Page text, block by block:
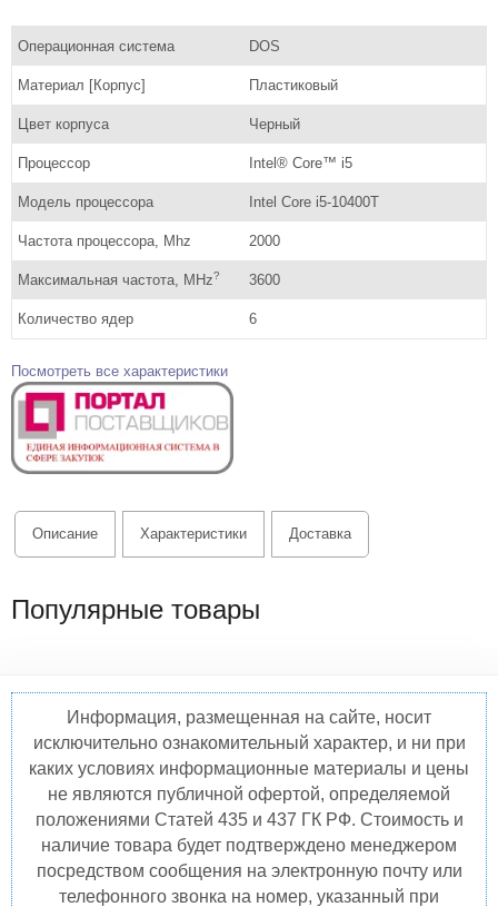
Операционная система DOS
Материал [Корпус] Пластиковый
Цвет корпуса Черный
Процессор Intel® Core™ i5
Модель процессора Intel Core i5-10400T
Частота процессора, Mhz 2000
Максимальная частота, MHz? 3600
Количество ядер 6
Посмотреть все характеристики
Описание Характеристики Доставка
Популярные товары
Информация, размещенная на сайте, носит
исключительно ознакомительный характер, и ни при
каких условиях информационные материалы и цены
не являются публичной офертой, определяемой
положениями Статей 435 и 437 ГК РФ. Стоимость и
наличие товара будет подтверждено менеджером
посредством сообщения на электронную почту или
телефонного звонка на номер, указанный при